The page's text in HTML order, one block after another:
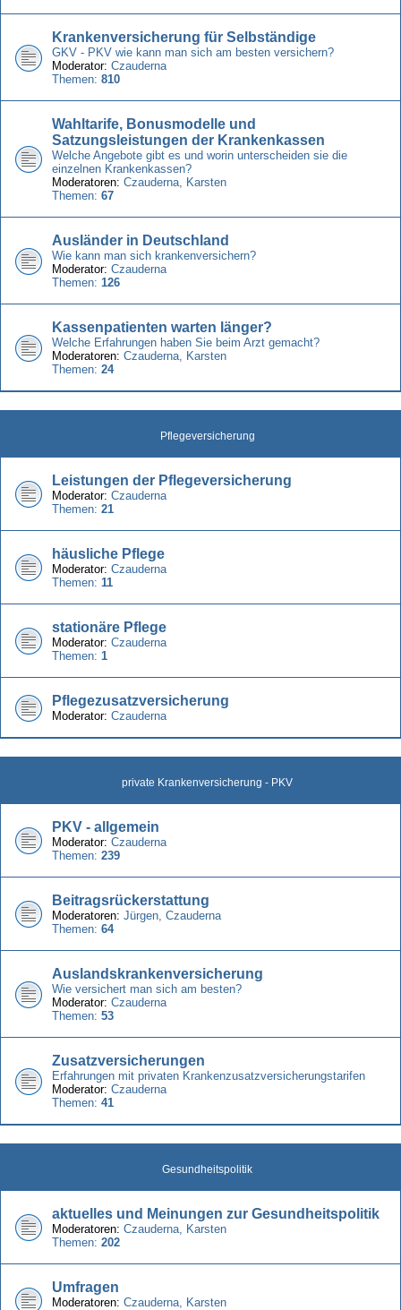
Krankenversicherung für Selbständige
GKV - PKV wie kann man sich am besten versichern?
Moderator: Czauderna
Themen: 810
Wahltarife, Bonusmodelle und
Satzungsleistungen der Krankenkassen
Welche Angebote gibt es und worin unterscheiden sie die
einzelnen Krankenkassen?
Moderatoren: Czauderna, Karsten
Themen: 67
Ausländer in Deutschland
Wie kann man sich krankenversichern?
Moderator: Czauderna
Themen: 126
Kassenpatienten warten länger?
Welche Erfahrungen haben Sie beim Arzt gemacht?
Moderatoren: Czauderna, Karsten
Themen: 24
Pflegeversicherung
Leistungen der Pflegeversicherung
Moderator: Czauderna
Themen: 21
häusliche Pflege
Moderator: Czauderna
Themen: 11
stationäre Pflege
Moderator: Czauderna
Themen: 1
Pflegezusatzversicherung
Moderator: Czauderna
private Krankenversicherung - PKV
PKV - allgemein
Moderator: Czauderna
Themen: 239
Beitragsrückerstattung
Moderatoren: Jürgen, Czauderna
Themen: 64
Auslandskrankenversicherung
Wie versichert man sich am besten?
Moderator: Czauderna
Themen: 53
Zusatzversicherungen
Erfahrungen mit privaten Krankenzusatzversicherungstarifen
Moderator: Czauderna
Themen: 41
Gesundheitspolitik
aktuelles und Meinungen zur Gesundheitspolitik
Moderatoren: Czauderna, Karsten
Themen: 202
Umfragen
Moderatoren: Czauderna, Karsten